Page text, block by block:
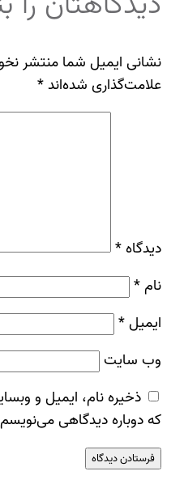
نشانی ایمیل شما منتشر
علامت‌گذاری شده‌اند*
دیدگاه *
نام*
ایمیل*
وب‌ سایت
ذخیره نام، ایمیل و
که دوباره دیدگاهی